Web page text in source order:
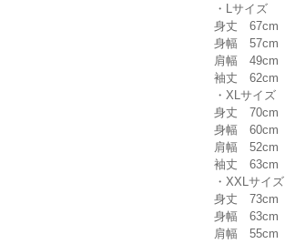
・Lサイズ
身丈 67cm
身幅 57cm
肩幅 49cm
袖丈 62cm
・XLサイズ
身丈 70cm
身幅 60cm
肩幅 52cm
袖丈 63cm
・XXLサイズ
身丈 73cm
身幅 63cm
肩幅 55cm